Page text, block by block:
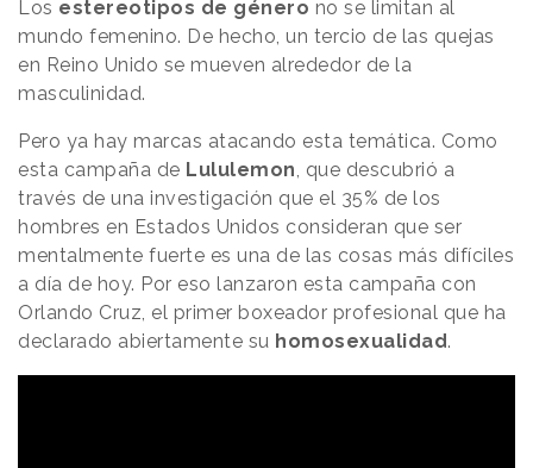
Los estereotipos de género no se limitan al
mundo femenino. De hecho, un tercio de las quejas
en Reino Unido se mueven alrededor de la
masculinidad.
Pero ya hay marcas atacando esta temática. Como
esta campaña de Lululemon, que descubrió a
través de una investigación que el 35% de los
hombres en Estados Unidos consideran que ser
mentalmente fuerte es una de las cosas más difíciles
a día de hoy. Por eso lanzaron esta campaña con
Orlando Cruz, el primer boxeador profesional que ha
declarado abiertamente su homosexualidad.